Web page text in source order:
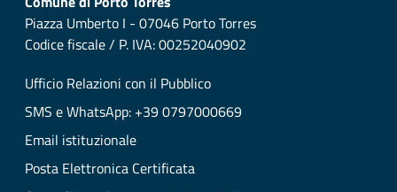
Piazza Umberto I - 07046 Porto Torres
Codice fiscale / P. IVA: 00252040902
Ufficio Relazioni con il Pubblico
SMS e WhatsApp: +39 0797000669
Email istituzionale
Posta Elettronica Certificata